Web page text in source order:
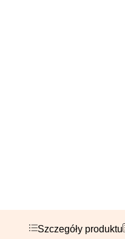
Szczegóły produktu